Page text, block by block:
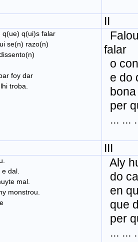
II
q(ue) q(ui)s falar
se(n) razo(n)
foy dar
troba.
falar
o
e do
per
... ...
III
dal.
mal.
monstrou.
Aly
do
en
que
per
... ...